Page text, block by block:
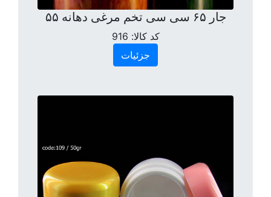
جار ۶۵ سی سی تخم مرغی دهانه ۵۵
کد کالا: 916
جزئیات